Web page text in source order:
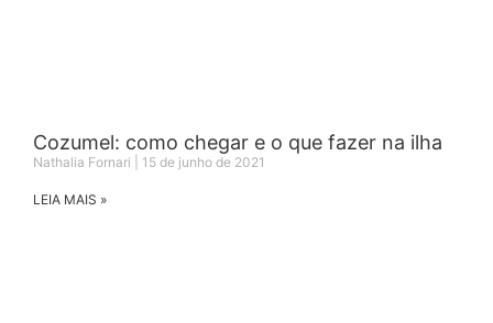
Cozumel: como chegar e o que fazer na ilha
Nathalia Fornari 15 de junho de 2021
LEIA MAIS »